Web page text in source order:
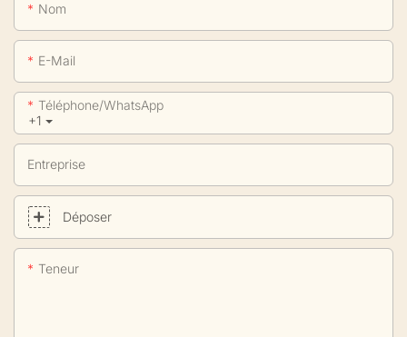
Nom
E-Mail
+1
Téléphone/WhatsApp
Entreprise
Déposer
Teneur